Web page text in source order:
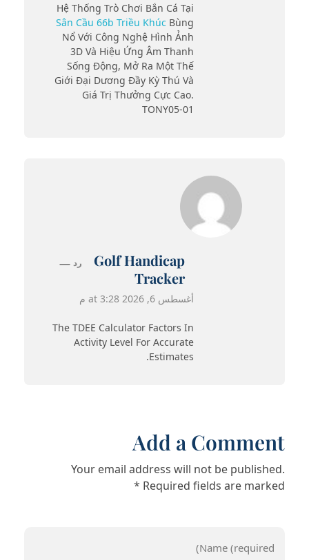
Hệ Thống Trò Chơi Bắn Cá Tại
Sân Cầu 66b Triều Khúc Bùng
Nổ Với Công Nghệ Hình Ảnh
3D Và Hiệu Ứng Âm Thanh
Sống Động, Mở Ra Một Thế
Giới Đại Dương Đầy Kỳ Thú Và
Giá Trị Thưởng Cực Cao.
TONY05-01
Golf Handicap
Tracker
أغسطس 6, 2026 at 3:28 م
The TDEE Calculator Factors In
Activity Level For Accurate
Estimates.
رد
Add a Comment
Your email address will not be published.
Required fields are marked *